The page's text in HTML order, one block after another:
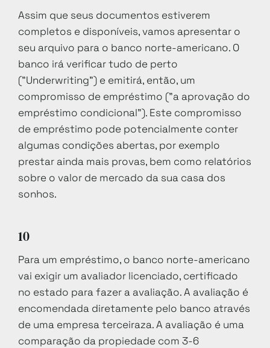
Assim que seus documentos estiverem
completos e disponíveis, vamos apresentar o
seu arquivo para o banco norte-americano. O
banco irá verificar tudo de perto
("Underwriting") e emitirá, então, um
compromisso de empréstimo ("a aprovação do
empréstimo condicional"). Este compromisso
de empréstimo pode potencialmente conter
algumas condições abertas, por exemplo
prestar ainda mais provas, bem como relatórios
sobre o valor de mercado da sua casa dos
sonhos.
10
Para um empréstimo, o banco norte-americano
vai exigir um avaliador licenciado, certificado
no estado para fazer a avaliação. A avaliação é
encomendada diretamente pelo banco através
de uma empresa terceiraza. A avaliação é uma
comparação da propiedade com 3-6